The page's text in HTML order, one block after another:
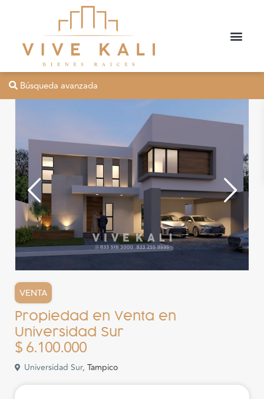
Búsqueda avanzada
VENTA
Propiedad en Venta en
Universidad Sur
$ 6.100.000
Universidad Sur, Tampico